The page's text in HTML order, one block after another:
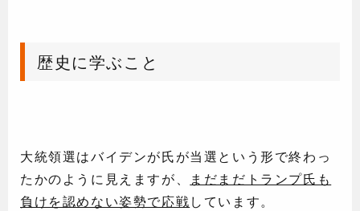
歴史に学ぶこと
大統領選はバイデンが氏が当選という形で終わっ
たかのように見えますが、
まだまだトランプ氏も
負けを認めない姿勢で応戦しています。